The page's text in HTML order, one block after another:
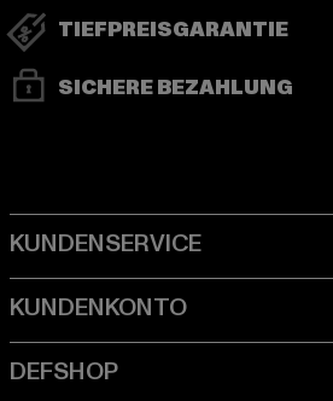
TIEFPREISGARANTIE
SICHERE BEZAHLUNG